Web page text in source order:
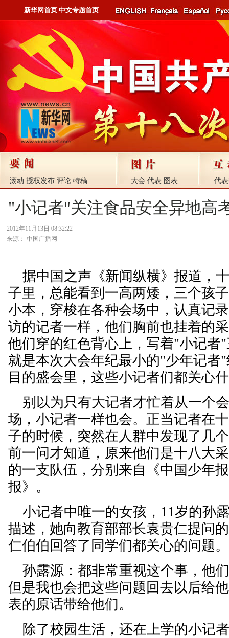
新华网首页 中文专题首页
滚动 授权发布 评论 特稿 大会 代表 图表 代
"小记者"关注食品安全异地高
2012年11月13日 08:32:22
来源： 中国广播网
据中国之声《新闻纵横》报道，
子里，总能看到一高两矮，三个孩
小本，穿梭在各种会场中，认真记
访的记者一样，他们胸前也挂着的
他们穿的红色背心上，写着"小记者
就是本次大会年纪最小的"少年记者
目的盛会里，这些小记者们都关心
别以为只有大记者才忙着从一个
场，小记者一样也会。正当记者在
子的时候，突然在人群中发现了几
前一问才知道，原来他们是十八大
的一支队伍，分别来自《中国少年
报》。
小记者中唯一的女孩，11岁的孙
描述，她向教育部部长袁贵仁提问
仁伯伯回答了同学们都关心的问题。
孙露源：都非常重视这个事，他
但是我也会把这些问题回去以后给
表的原话带给他们。
除了校园生活，还在上学的小记